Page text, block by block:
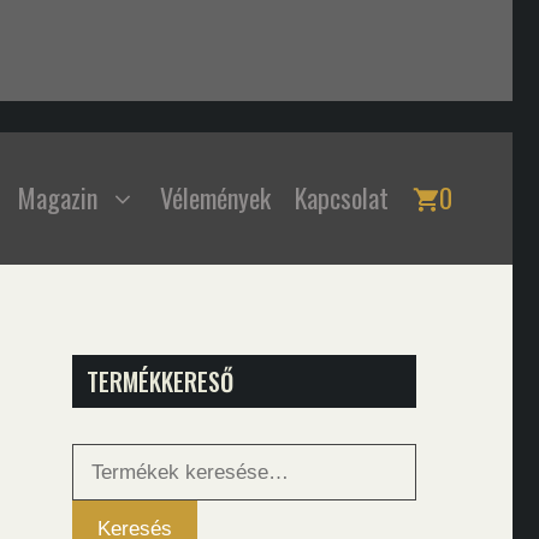
Magazin Vélemények Kapcsolat 0
TERMÉKKERESŐ
Keresés
Keresés